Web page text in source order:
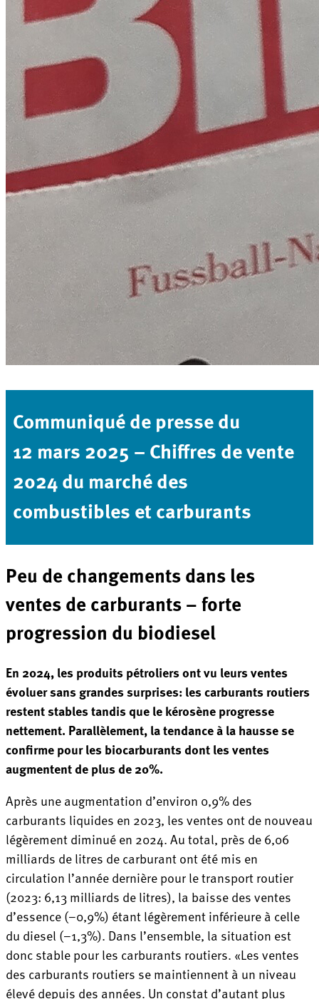
Communiqué de presse du
12 mars 2025 – Chiffres de vente
2024 du marché des
combustibles et carburants
Peu de changements dans les
ventes de carburants – forte
progression du biodiesel
En 2024, les produits pétroliers ont vu leurs ventes
évoluer sans grandes surprises: les carburants routiers
restent stables tandis que le kérosène progresse
nettement. Parallèlement, la tendance à la hausse se
confirme pour les biocarburants dont les ventes
augmentent de plus de 20%.
Après une augmentation d’environ 0,9% des
carburants liquides en 2023, les ventes ont de nouveau
légèrement diminué en 2024. Au total, près de 6,06
milliards de litres de carburant ont été mis en
circulation l’année dernière pour le transport routier
(2023: 6,13 milliards de litres), la baisse des ventes
d’essence (–0,9%) étant légèrement inférieure à celle
du diesel (–1,3%). Dans l’ensemble, la situation est
donc stable pour les carburants routiers. «Les ventes
des carburants routiers se maintiennent à un niveau
élevé depuis des années. Un constat d’autant plus